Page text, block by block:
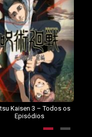
Kaisen 3 – Todos os
Episódios